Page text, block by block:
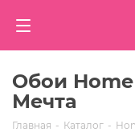
Обои
Мечта
Главная - Каталог -